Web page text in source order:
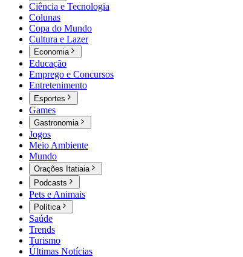
Ciência e Tecnologia
Colunas
Copa do Mundo
Cultura e Lazer
Economia
Educação
Emprego e Concursos
Entretenimento
Esportes
Games
Gastronomia
Jogos
Meio Ambiente
Mundo
Orações Itatiaia
Podcasts
Pets e Animais
Política
Saúde
Trends
Turismo
Últimas Notícias